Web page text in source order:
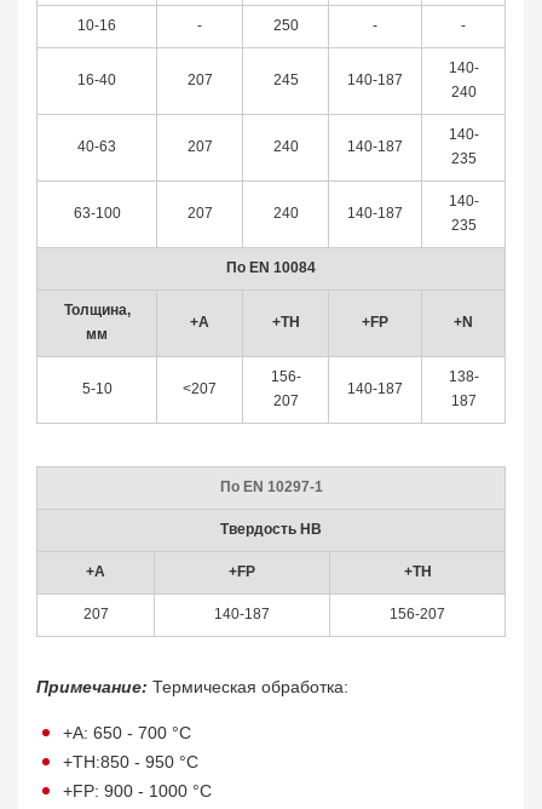
10-16 - 250 - -
16-40 207 245 140-187
140-
240
40-63 207 240 140-187
140-
235
63-100 207 240 140-187
140-
235
По EN 10084
Толщина,
мм
+A +TH +FP +N
5-10 <207
156-
207
140-187
138-
187
По EN 10297-1
Твердость HB
+A +FP +TH
207 140-187 156-207
Примечание: Термическая обработка:
+A: 650 - 700 °C
+TH:850 - 950 °C
+FP: 900 - 1000 °C